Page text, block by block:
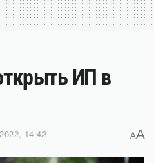
ИП в
14:42 AA